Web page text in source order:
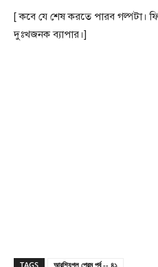
[ কবে যে শেষ করতে পারব গল্পটা।
দুঃখজনক ব্যাপার।]
TAGS আরশিযুগল প্রেম পর্ব -- ৪১